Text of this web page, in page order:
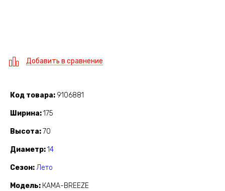
Добавить в сравнение
Код товара 9106881
Ширина 175
Высота 70
Диаметр 14
Сезон Лето
Модель КАМА-BREEZE